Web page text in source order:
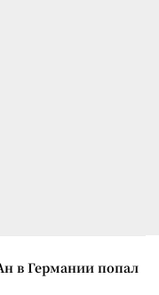
в Германии попал